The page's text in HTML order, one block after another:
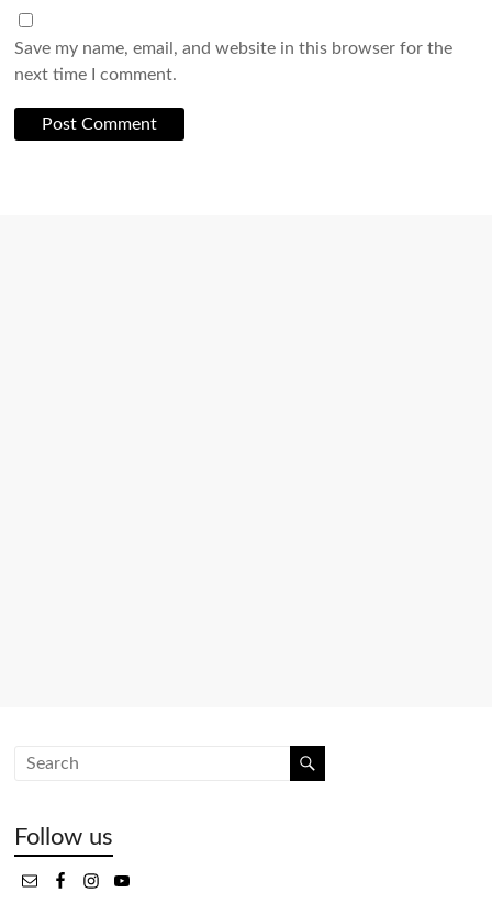
Save my name, email, and website in this browser for the
next time I comment.
Follow us